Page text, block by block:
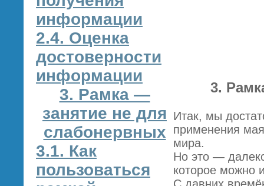
информации
2.4. Оценка
достоверности
информации
3. Рамка —
занятие не для
слабонервных
3.1. Как
пользоваться
3.
Итак, мы
применения
мира.
Но это —
которое можно